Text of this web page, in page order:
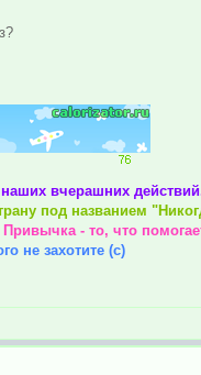
вчерашних
под названием
- то, что
не захотите (с)